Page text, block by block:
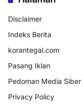
Disclaimer
Indeks Berita
korantegal.com
Pasang Iklan
Pedoman Media Siber
Privacy Policy